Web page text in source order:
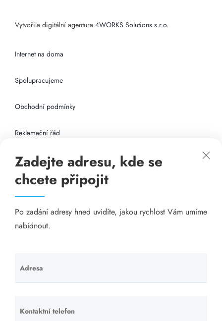
Vytvořila digitální agentura 4WORKS Solutions s.r.o.
Internet na doma
Spolupracujeme
Obchodní podmínky
Reklamační řád
Připojení k internetu
Odkazy
Katalog A-seznam.cz
Visací zámky - TOKOZ
Zadejte adresu, kde se
chcete připojit
Po zadání adresy hned uvidíte, jakou rychlost Vám umíme
nabídnout.
Adresa
Ponechte
toto pole
Kontaktní telefon
Ponechte